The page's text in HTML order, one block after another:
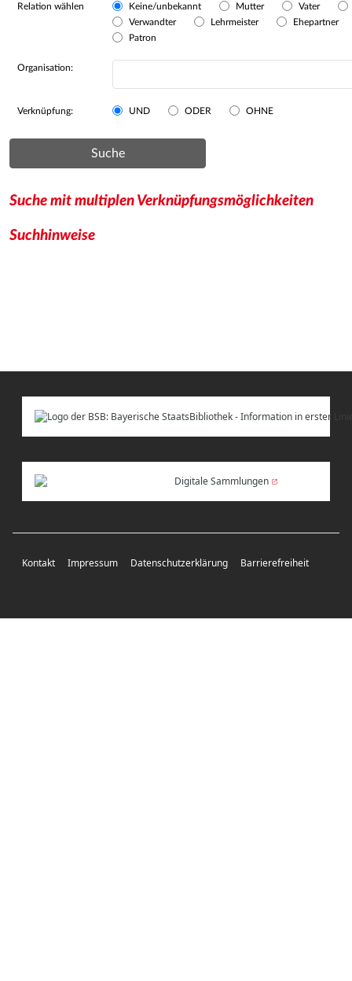
Relation wählen Keine/unbekannt Mutter
Vater
Verwandter
Lehrmeister
Ehepartner
Patron
Organisation:
Verknüpfung: UND ODER OHNE
Suche
Suche mit multiplen Verknüpfungsmöglichkeiten
Suchhinweise
Digitale Sammlungen
Kontakt Impressum Datenschutzerklärung Barrierefreiheit